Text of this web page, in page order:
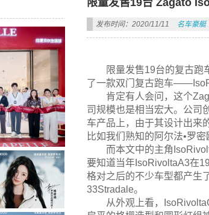
限量发售19台 Zagato
发布时间：2020/11/11 名车豪艇
限量发售19台的复古跑
了一款双门复古跑车
肯定有人会问，这个
司规模也是相当宏大。公司
车产品上，由于其设计出来
比如我们熟知的阿尔法•罗
而本文中的主角
要知道当年IsoRivoltaA3在
格对之后的不少车型都产生
33Stradale。
从外观上看，